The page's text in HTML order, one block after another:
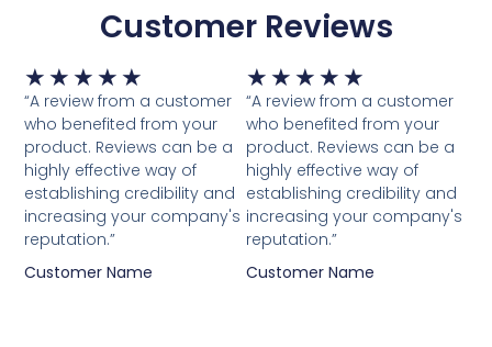
Customer Reviews
★ ★ ★ ★ ★ Waardering
5
van
5
“A review from a customer
who benefited from your
product. Reviews can be a
highly effective way of
establishing credibility and
increasing your company's
reputation.”
Customer Name
★ ★ ★ ★ ★
5
van
5
“A review from a customer
who benefited from your
product. Reviews can be a
highly effective way of
establishing credibility and
increasing your company's
reputation.”
Customer Name